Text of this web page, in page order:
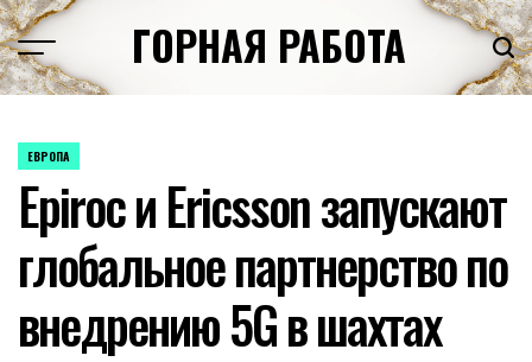
Перейти
к
содержимому
ГОРНАЯ РАБОТА
ОПУБЛИКОВАНО
ЕВРОПА
Epiroc и Ericsson запускают
глобальное партнерство по
внедрению 5G в шахтах